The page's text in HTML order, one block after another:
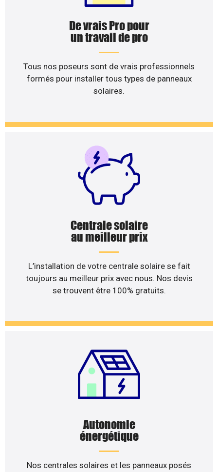
De vrais Pro pour
un travail de pro
Tous nos poseurs sont de vrais professionnels
formés pour installer tous types de panneaux
solaires.
Centrale solaire
au meilleur prix
L’installation de votre centrale solaire se fait
toujours au meilleur prix avec nous. Nos devis
se trouvent être 100% gratuits.
Autonomie
énergétique
Nos centrales solaires et les panneaux posés